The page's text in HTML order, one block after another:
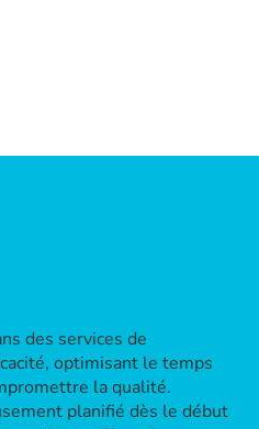
des services de
optimisant le temps
la qualité.
planifié dès le début